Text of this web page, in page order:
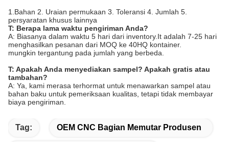
1.Bahan 2. Uraian permukaan 3. Toleransi 4. Jumlah 5.
persyaratan khusus lainnya
T: Berapa lama waktu pengiriman Anda?
A: Biasanya dalam waktu 5 hari dari inventory.It adalah 7-25 hari
menghasilkan pesanan dari MOQ ke 40HQ kontainer.
mungkin tergantung pada jumlah yang berbeda.
T: Apakah Anda menyediakan sampel? Apakah gratis atau
tambahan?
A: Ya, kami merasa terhormat untuk menawarkan sampel atau
bahan baku untuk pemeriksaan kualitas, tetapi tidak membayar
biaya pengiriman.
Tag: OEM CNC Bagian Memutar Produsen